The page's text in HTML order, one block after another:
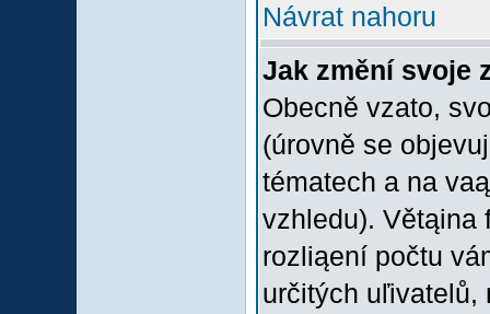
Návrat nahoru
Jak změní svoje
Obecně vzato,
(úrovně se
tématech a na
vzhledu). Větąina
rozliąení počtu
určitých uľivatelů,